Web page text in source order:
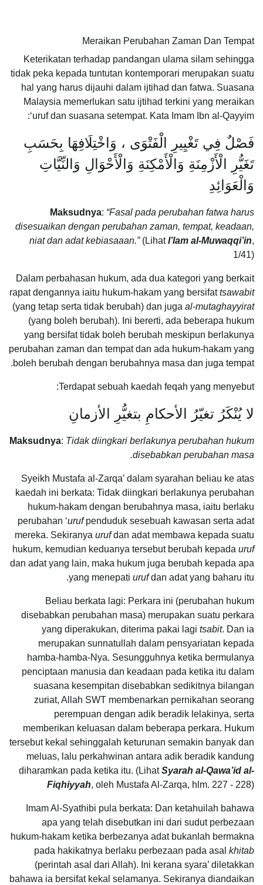
Meraikan Perubahan Zaman Dan Tempat
Keterikatan terhadap pandangan ulama silam sehingga
tidak peka kepada tuntutan kontemporari merupakan suatu
hal yang harus dijauhi dalam ijtihad dan fatwa. Suasana
Malaysia memerlukan satu ijtihad terkini yang meraikan
‘uruf dan suasana setempat. Kata Imam Ibn al-Qayyim:
فَصْلٌ فِي تَغْيِيرِ الْفَتْوَى ، وَاخْتِلَافِهَا بِحَسَبِ
تَغَيُّرِ الْأَزْمِنَةِ وَالْأَمْكِنَةِ وَالْأَحْوَالِ وَالنِّيَّاتِ
وَالْعَوَائِدِ
Maksudnya: “Fasal pada perubahan fatwa harus
disesuaikan dengan perubahan zaman, tempat, keadaan,
niat dan adat kebiasaaan.”(LihatI’lam al-Muwaqqi’in,
1/41)
Dalam perbahasan hukum, ada dua kategori yang berkait
rapat dengannya iaitu hukum-hakam yang bersifattsawabit
(yang tetap serta tidak berubah) dan juga al-mutaghayyirat
(yang boleh berubah). Ini bererti, ada beberapa hukum
yang bersifat tidak boleh berubah meskipun berlakunya
perubahan zaman dan tempat dan ada hukum-hakam yang
boleh berubah dengan berubahnya masa dan juga tempat.
Terdapat sebuah kaedah feqah yang menyebut:
لا يُنْكَرُ تغيّرُ الأحكامِ بتغيُّرِ الأزمانِ
Maksudnya: Tidak diingkari berlakunya perubahan hukum
disebabkan perubahan masa.
Syeikh Mustafa al-Zarqa’ dalam syarahan beliau ke atas
kaedah ini berkata: Tidak diingkari berlakunya perubahan
hukum-hakam dengan berubahnya masa, iaitu berlaku
perubahan ‘urufpenduduk sesebuah kawasan serta adat
mereka. Sekiranya urufdan adat membawa kepada suatu
hukum, kemudian keduanya tersebut berubah kepada uruf
dan adat yang lain, maka hukum juga berubah kepada apa
yang menepati urufdan adat yang baharu itu.
Beliau berkata lagi: Perkara ini (perubahan hukum
disebabkan perubahan masa) merupakan suatu perkara
yang diperakukan, diterima pakai lagi tsabit. Dan ia
merupakan sunnatullah dalam pensyariatan kepada
hamba-hamba-Nya. Sesungguhnya ketika bermulanya
penciptaan manusia dan keadaan pada ketika itu dalam
suasana kesempitan disebabkan sedikitnya bilangan
zuriat, Allah SWT membenarkan pernikahan seorang
perempuan dengan adik beradik lelakinya, serta
memberikan keluasan dalam beberapa perkara. Hukum
tersebut kekal sehinggalah keturunan semakin banyak dan
meluas, lalu perkahwinan antara adik beradik kandung
diharamkan pada ketika itu. (LihatSyarah al-Qawa’id al-
Fiqhiyyah, oleh Mustafa Al-Zarqa, hlm. 227 - 228)
Imam Al-Syathibi pula berkata: Dan ketahuilah bahawa
apa yang telah disebutkan ini dari sudut perbezaan
hukum-hakam ketika berbezanya adat bukanlah bermakna
pada hakikatnya berlaku perbezaan pada asal khitab
(perintah asal dari Allah). Ini kerana syara’ diletakkan
bahawa ia bersifat kekal selamanya. Sekiranya diandaikan